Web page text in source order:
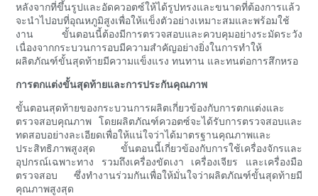
หลังจากที่ขึ้นรูปและอัดควอตซ์ให้ได้รูปทรงและขนาดที่ต้องการแล้ว
จะนำไปอบที่อุณหภูมิสูงเพื่อให้แข็งตัวอย่างเหมาะสมและพร้อมใช้
งาน ขั้นตอนนี้ต้องมีการตรวจสอบและควบคุมอย่างระมัดระวัง
เนื่องจากกระบวนการอบมีความสำคัญอย่างยิ่งในการทำให้
ผลิตภัณฑ์ขั้นสุดท้ายมีความแข็งแรง ทนทาน และทนต่อการสึกหรอ
การตกแต่งขั้นสุดท้ายและการประกันคุณภาพ
ขั้นตอนสุดท้ายของกระบวนการผลิตเกี่ยวข้องกับการตกแต่งและ
ตรวจสอบคุณภาพ โดยผลิตภัณฑ์ควอตซ์จะได้รับการตรวจสอบและ
ทดสอบอย่างละเอียดเพื่อให้แน่ใจว่าได้มาตรฐานคุณภาพและ
ประสิทธิภาพสูงสุด ขั้นตอนนี้เกี่ยวข้องกับการใช้เครื่องจักรและ
อุปกรณ์เฉพาะทาง รวมถึงเครื่องขัดเงา เครื่องเจียร และเครื่องมือ
ตรวจสอบ ซึ่งทำงานร่วมกันเพื่อให้มั่นใจว่าผลิตภัณฑ์ขั้นสุดท้ายมี
คุณภาพสูงสุด